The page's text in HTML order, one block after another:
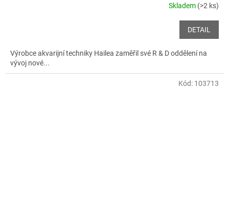
Skladem (>2 ks)
DETAIL
Výrobce akvarijní techniky Hailea zaměřil své R & D oddělení na
vývoj nové...
Kód: 103713